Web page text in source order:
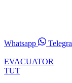
Whatsapp
EVACUATOR
TUT